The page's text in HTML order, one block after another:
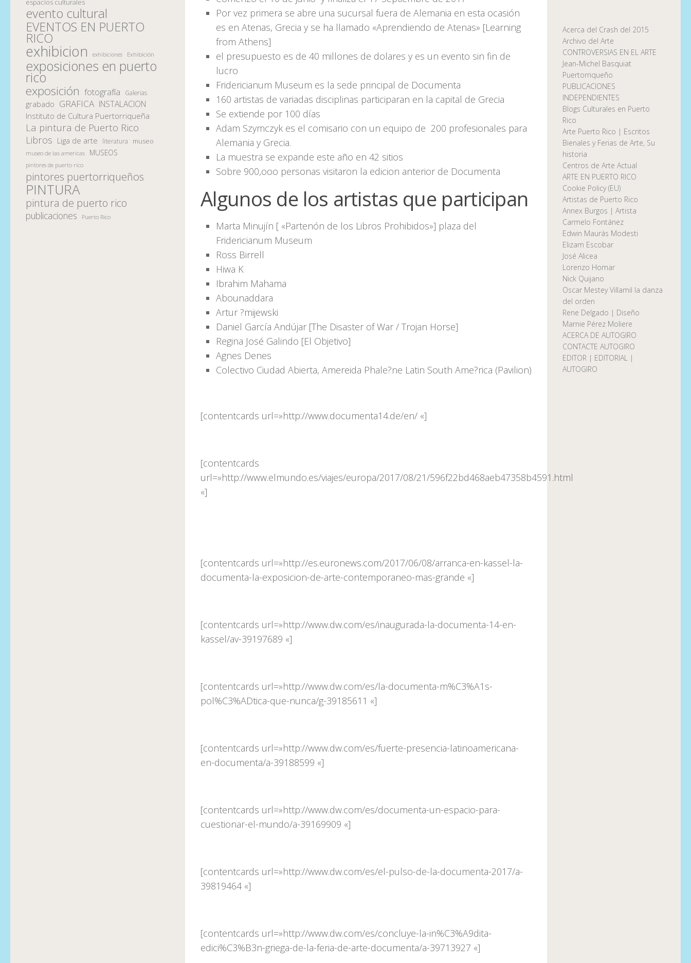
Por vez primera se abre una sucursal fuera de Alemania en esta ocasión
es en Atenas, Grecia y se ha llamado «Aprendiendo de Atenas» [Learning
from Athens]
el presupuesto es de 40 millones de dolares y es un evento sin fin de
lucro
Fridericianum Museum es la sede principal de Documenta
160 artistas de variadas disciplinas participaran en la capital de Grecia
Se extiende por 100 días
Adam Szymczyk es el comisario con un equipo de 200 profesionales para
Alemania y Grecia.
La muestra se expande este año en 42 sitios
Sobre 900,ooo personas visitaron la edicion anterior de Documenta
Algunos de los artistas que participan
Marta Minujín [ «Partenón de los Libros Prohibidos»] plaza del
Fridericianum Museum
Ross Birrell
Hiwa K
Ibrahim Mahama
Abounaddara
Artur ?mijewski
Daniel García Andújar [The Disaster of War / Trojan Horse]
Regina José Galindo [El Objetivo]
Agnes Denes
Colectivo Ciudad Abierta, Amereida Phale?ne Latin South Ame?rica (Pavilion)
[contentcards url=»http://www.documenta14.de/en/ «]
[contentcards
url=»http://www.elmundo.es/viajes/europa/2017/08/21/596f22bd468aeb47358b4591.html
«]
[contentcards url=»http://es.euronews.com/2017/06/08/arranca-en-kassel-la-
documenta-la-exposicion-de-arte-contemporaneo-mas-grande «]
[contentcards url=»http://www.dw.com/es/inaugurada-la-documenta-14-en-
kassel/av-39197689 «]
[contentcards url=»http://www.dw.com/es/la-documenta-m%C3%A1s-
pol%C3%ADtica-que-nunca/g-39185611 «]
[contentcards url=»http://www.dw.com/es/fuerte-presencia-latinoamericana-
en-documenta/a-39188599 «]
[contentcards url=»http://www.dw.com/es/documenta-un-espacio-para-
cuestionar-el-mundo/a-39169909 «]
[contentcards url=»http://www.dw.com/es/el-pulso-de-la-documenta-2017/a-
39819464 «]
[contentcards url=»http://www.dw.com/es/concluye-la-in%C3%A9dita-
edici%C3%B3n-griega-de-la-feria-de-arte-documenta/a-39713927 «]
espacios culturales
evento cultural
EVENTOS EN PUERTO
RICO
exhibicion exhibiciones Exhibición
exposiciones en puerto
rico
exposición fotografía Galerias
grabado GRAFICA INSTALACION
Instituto de Cultura Puertorriqueña
La pintura de Puerto Rico
Libros Liga de arte literatura museo
museo de las americas MUSEOS
pintores de puerto rico
pintores puertorriqueños
PINTURA
pintura de puerto rico
publicaciones Puerto Rico
Acerca del Crash del 2015
Archivo del Arte
CONTROVERSIAS EN EL ARTE
Jean-Michel Basquiat
Puertorriqueño
PUBLICACIONES
INDEPENDIENTES
Blogs Culturales en Puerto
Rico
Arte Puerto Rico | Escritos
Bienales y Ferias de Arte, Su
historia
Centros de Arte Actual
ARTE EN PUERTO RICO
Cookie Policy (EU)
Artistas de Puerto Rico
Annex Burgos | Artista
Carmelo Fontánez
Edwin Maurás Modesti
Elizam Escobar
José Alicea
Lorenzo Homar
Nick Quijano
Oscar Mestey Villamil la danza
del orden
Rene Delgado | Diseño
Marnie Pérez Moliere
ACERCA DE AUTOGIRO
CONTACTE AUTOGIRO
EDITOR | EDITORIAL |
AUTOGIRO